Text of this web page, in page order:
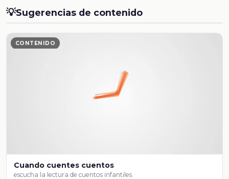
💡Sugerencias de contenido
CONTENIDO
Cuando cuentes cuentos
escucha la lectura de cuentos infantiles.